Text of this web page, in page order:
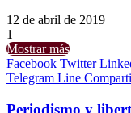
12 de abril de 2019
1
Mostrar más
Facebook Twitter
Telegram Line
Periodismo y